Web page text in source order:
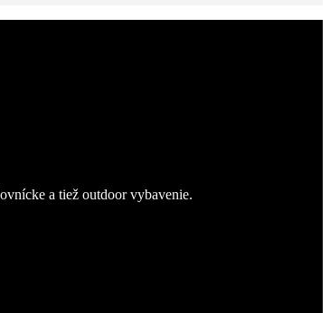
a tiež outdoor vybavenie.